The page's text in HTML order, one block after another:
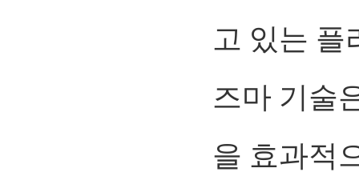
고 있는 플
즈마 기술
을 효과적